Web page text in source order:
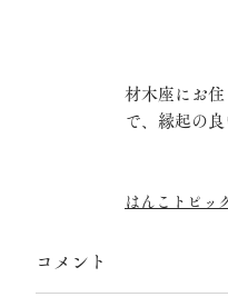
材木座にお
で、縁起の
はんこトピッ
コメント